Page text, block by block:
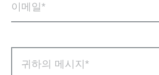
이메일
귀하의 메시지